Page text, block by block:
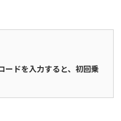
ードを入力すると、初回乗